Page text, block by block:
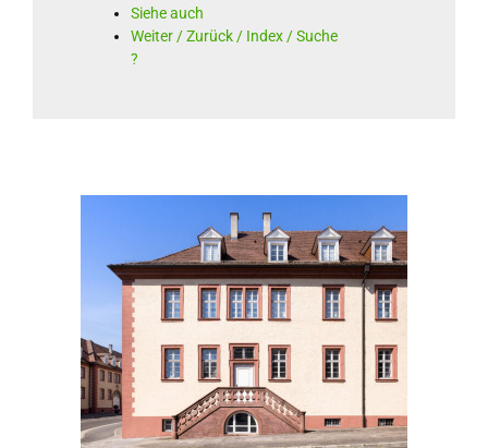
Siehe auch
Weiter / Zurück / Index / Suche
?